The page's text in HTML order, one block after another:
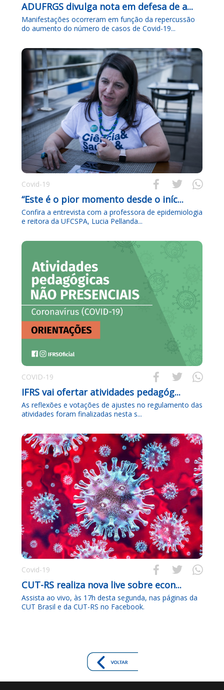
ADUFRGS divulga nota em defesa de a...
Manifestações ocorreram em função da repercussão
do aumento do número de casos de Covid-19...
  
Covid-19
“Este é o pior momento desde o iníc...
Confira a entrevista com a professora de epidemiologia
e reitora da UFCSPA, Lucia Pellanda...
  
COVID-19
IFRS vai ofertar atividades pedagóg...
As reflexões e votações de ajustes no regulamento das
atividades foram finalizadas nesta s...
  
Covid-19
CUT-RS realiza nova live sobre econ...
Assista ao vivo, às 17h desta segunda, nas páginas da
CUT Brasil e da CUT-RS no Facebook.